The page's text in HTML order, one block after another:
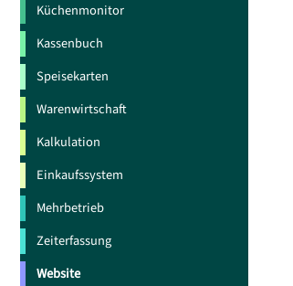
Küchenmonitor
Kassenbuch
Speisekarten
Warenwirtschaft
Kalkulation
Einkaufssystem
Mehrbetrieb
Zeiterfassung
Website